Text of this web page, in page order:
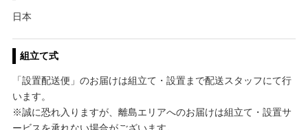
日本
組立て式
「設置配送便」のお届けは組立て・設置まで配送スタッフにて行
います。
※誠に恐れ入りますが、離島エリアへのお届けは組立て・設置サ
ービスを承れない場合がございます。